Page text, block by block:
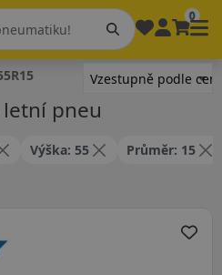
0
letní pneu
Výška: 55 Průměr: 15